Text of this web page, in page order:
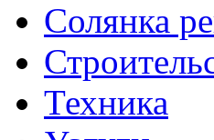
Солянка
Техника